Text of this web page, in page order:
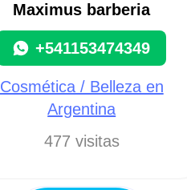
Maximus barberia
+541153474349
Cosmética / Belleza en
Argentina
477 visitas